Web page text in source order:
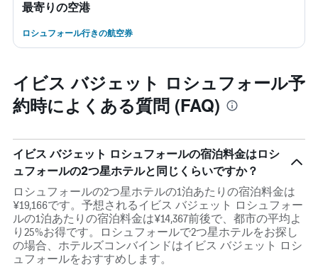
最寄りの空港
ロシュフォール行きの航空券
イビス バジェット ロシュフォール予
約時によくある質問 (FAQ)
イビス バジェット ロシュフォールの宿泊料金はロシ
ュフォールの2つ星ホテルと同じくらいですか？
ロシュフォールの2つ星ホテルの1泊あたりの宿泊料金は
¥19,166です。予想されるイビス バジェット ロシュフォー
ルの1泊あたりの宿泊料金は¥14,367前後で、都市の平均よ
り25%お得です。ロシュフォールで2つ星ホテルをお探し
の場合、ホテルズコンバインドはイビス バジェット ロシ
ュフォールをおすすめします。